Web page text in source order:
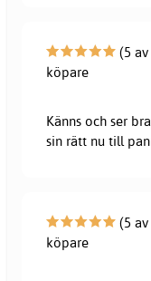
(5
köpare
Känns och ser
sin rätt nu till
(5
köpare